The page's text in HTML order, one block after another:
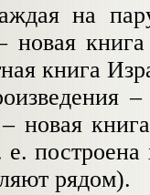
на
новая
книга
новая
построена
рядом).